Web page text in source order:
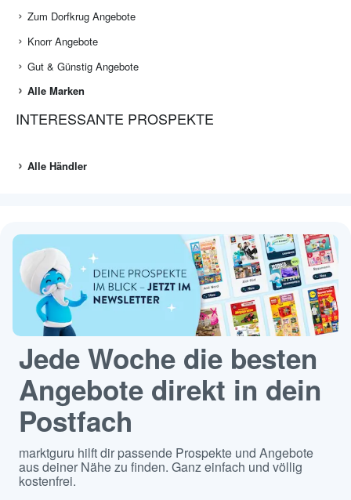
Zum Dorfkrug Angebote
Knorr Angebote
Gut & Günstig Angebote
Alle Marken
INTERESSANTE PROSPEKTE
Alle Händler
Jede Woche die besten
Angebote direkt in dein
Postfach
marktguru hilft dir passende Prospekte und Angebote
aus deiner Nähe zu finden. Ganz einfach und völlig
kostenfrei.